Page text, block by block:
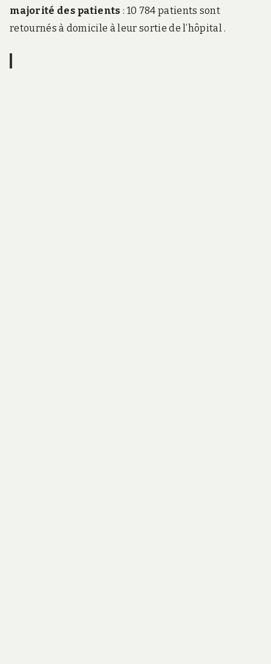
majorité des patients : 10 784 patients sont
retournés à domicile à leur sortie de l’hôpital .